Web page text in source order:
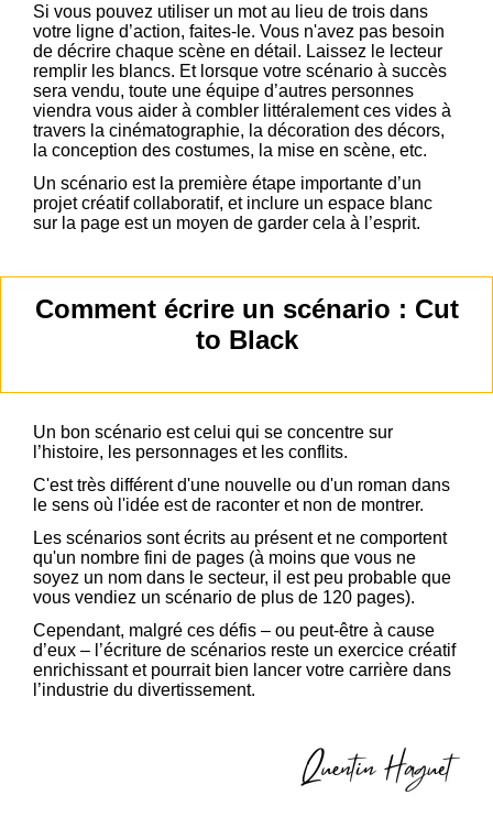
Si vous pouvez utiliser un mot au lieu de trois dans
votre ligne d’action, faites-le. Vous n'avez pas besoin
de décrire chaque scène en détail. Laissez le lecteur
remplir les blancs. Et lorsque votre scénario à succès
sera vendu, toute une équipe d’autres personnes
viendra vous aider à combler littéralement ces vides à
travers la cinématographie, la décoration des décors,
la conception des costumes, la mise en scène, etc.
Un scénario est la première étape importante d’un
projet créatif collaboratif, et inclure un espace blanc
sur la page est un moyen de garder cela à l’esprit.
Comment écrire un scénario : Cut
to Black
Un bon scénario est celui qui se concentre sur
l’histoire, les personnages et les conflits.
C'est très différent d'une nouvelle ou d'un roman dans
le sens où l'idée est de raconter et non de montrer.
Les scénarios sont écrits au présent et ne comportent
qu'un nombre fini de pages (à moins que vous ne
soyez un nom dans le secteur, il est peu probable que
vous vendiez un scénario de plus de 120 pages).
Cependant, malgré ces défis – ou peut-être à cause
d’eux – l’écriture de scénarios reste un exercice créatif
enrichissant et pourrait bien lancer votre carrière dans
l’industrie du divertissement.